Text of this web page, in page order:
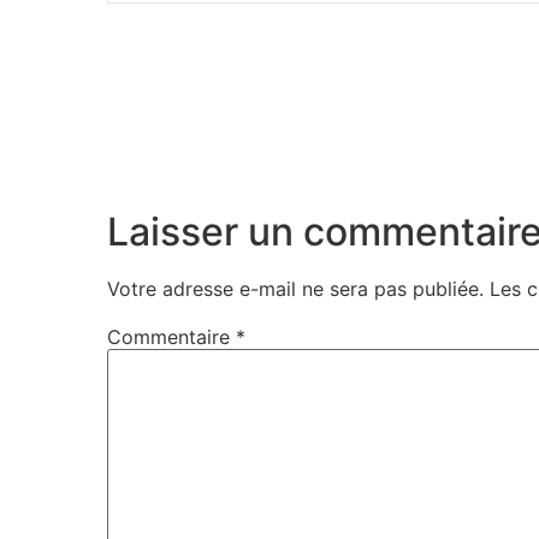
Laisser un
Votre adresse e-mail ne sera pas publiée. Les
Commentaire *